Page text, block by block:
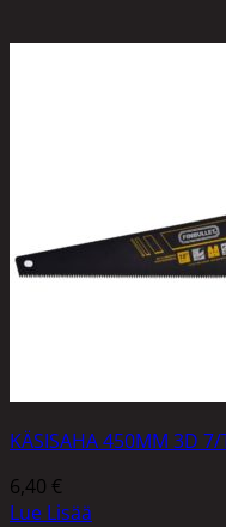
KÄSISAHA 450MM 3D 7/
6,40 €
Lue Lisää